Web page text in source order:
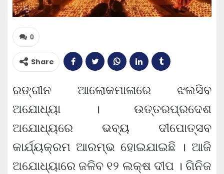
0
Share
ରଙ୍ଗୀନ ଆଲୋକମାଳାରେ ଝଲସିବ
ଅଯୋଧ୍ୟା । ଉତ୍ତରପ୍ରଦେଶ
ଅଯୋଧ୍ୟରେ ଭବ୍ୟ ଦୀପୋତ୍ସବ
କାର୍ଯ୍ୟକ୍ରମ ଆରମ୍ଭ ହୋଇଯାଇଛି । ଆଜି
ଅଯୋଧ୍ୟାରେ ଜଳିବ ୧୨ ଲକ୍ଷ ଦୀପ । ଗିନିଜ